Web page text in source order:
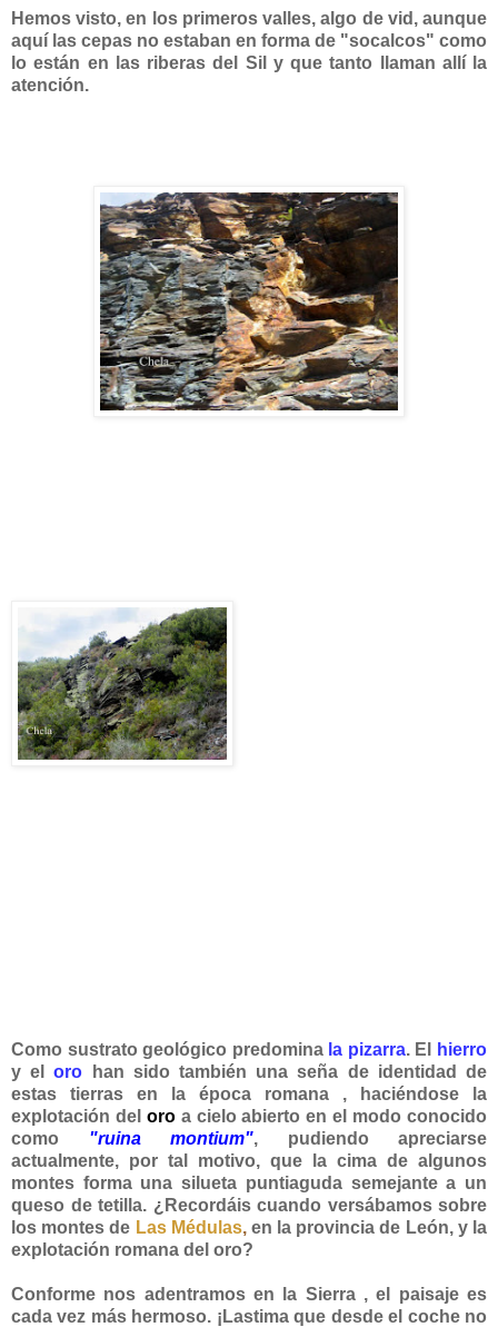
Hemos visto, en los primeros valles, algo de vid, aunque
aquí las cepas no estaban en forma de "socalcos" como
lo están en las riberas del Sil y que tanto llaman allí la
atención.
Como sustrato geológico predomina la pizarra. El
hierro
y eloro han sido también una seña de identidad de
estas tierras en la época romana , haciéndose la
explotación del oro a cielo abierto en el modo conocido
como
"ruina montium", pudiendo apreciarse
actualmente, por tal motivo, que la cima de algunos
montes forma una silueta puntiaguda semejante a un
queso de tetilla. ¿Recordáis cuando versábamos sobre
los montes de Las Médulas,en la provincia de León, y la
explotación romana del oro?
Conforme nos adentramos en la Sierra , el paisaje es
cada vez más hermoso. ¡Lastima que desde el coche no